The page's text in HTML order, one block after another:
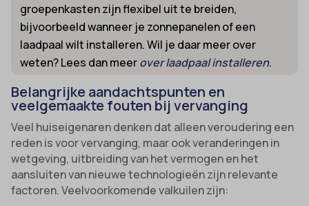
groepenkasten zijn flexibel uit te breiden,
bijvoorbeeld wanneer je zonnepanelen of een
laadpaal wilt installeren. Wil je daar meer over
weten? Lees dan meerover laadpaal installeren.
Belangrijke aandachtspunten en
veelgemaakte fouten bij vervanging
Veel huiseigenaren denken dat alleen veroudering een
reden is voor vervanging, maar ook veranderingen in
wetgeving, uitbreiding van het vermogen en het
aansluiten van nieuwe technologieën zijn relevante
factoren. Veelvoorkomende valkuilen zijn: